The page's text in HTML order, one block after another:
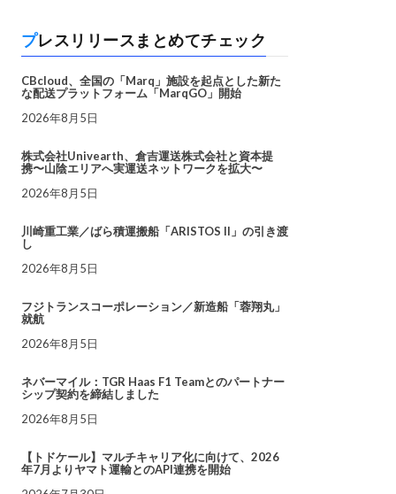
プレスリリースまとめてチェック
CBcloud、全国の「Marq」施設を起点とした新た
な配送プラットフォーム「MarqGO」開始
2026年8月5日
株式会社Univearth、倉吉運送株式会社と資本提
携〜山陰エリアへ実運送ネットワークを拡大〜
2026年8月5日
川崎重工業／ばら積運搬船「ARISTOS II」の引き渡
し
2026年8月5日
フジトランスコーポレーション／新造船「蓉翔丸」
就航
2026年8月5日
ネバーマイル：TGR Haas F1 Teamとのパートナー
シップ契約を締結しました
2026年8月5日
【トドケール】マルチキャリア化に向けて、2026
年7月よりヤマト運輸とのAPI連携を開始